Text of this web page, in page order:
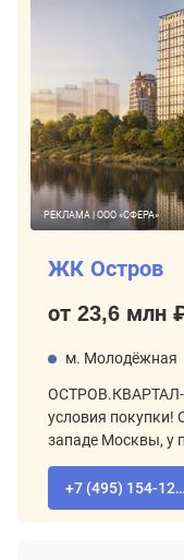
РЕКЛАМА | ООО «СФЕРА»
ЖК Остров
от 23,6 млн
м. Молодёжная
ОСТРОВ.КВАРТАЛ-
условия покупки!
западе Москвы, у
+7 (495) 154-12-80